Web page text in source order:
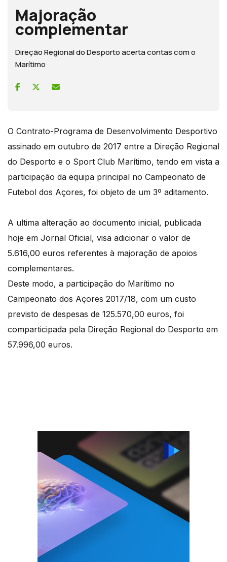
Majoração
complementar
Direção Regional do Desporto acerta contas com o
Marítimo
O Contrato-Programa de Desenvolvimento Desportivo
assinado em outubro de 2017 entre a Direção Regional
do Desporto e o Sport Club Marítimo, tendo em vista a
participação da equipa principal no Campeonato de
Futebol dos Açores, foi objeto de um 3º aditamento.
A ultima alteração ao documento inicial, publicada
hoje em Jornal Oficial, visa adicionar o valor de
5.616,00 euros referentes à majoração de apoios
complementares.
Deste modo, a participação do Marítimo no
Campeonato dos Açores 2017/18, com um custo
previsto de despesas de 125.570,00 euros, foi
comparticipada pela Direção Regional do Desporto em
57.996,00 euros.